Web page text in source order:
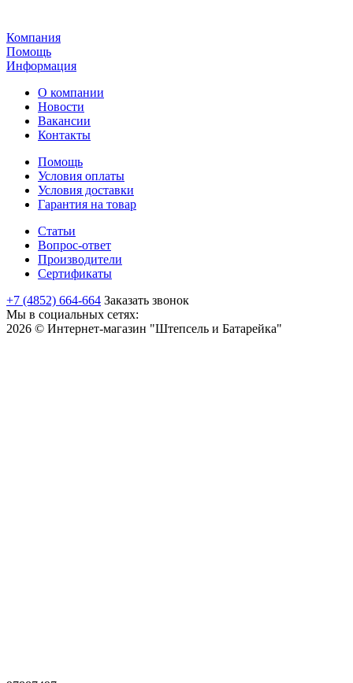
Компания
Помощь
Информация
О компании
Новости
Вакансии
Контакты
Помощь
Условия оплаты
Условия доставки
Гарантия на товар
Статьи
Вопрос-ответ
Производители
Сертификаты
+7 (4852) 664-664 Заказать звонок
Мы в социальных сетях:
2026 © Интернет-магазин "Штепсель и Батарейка"